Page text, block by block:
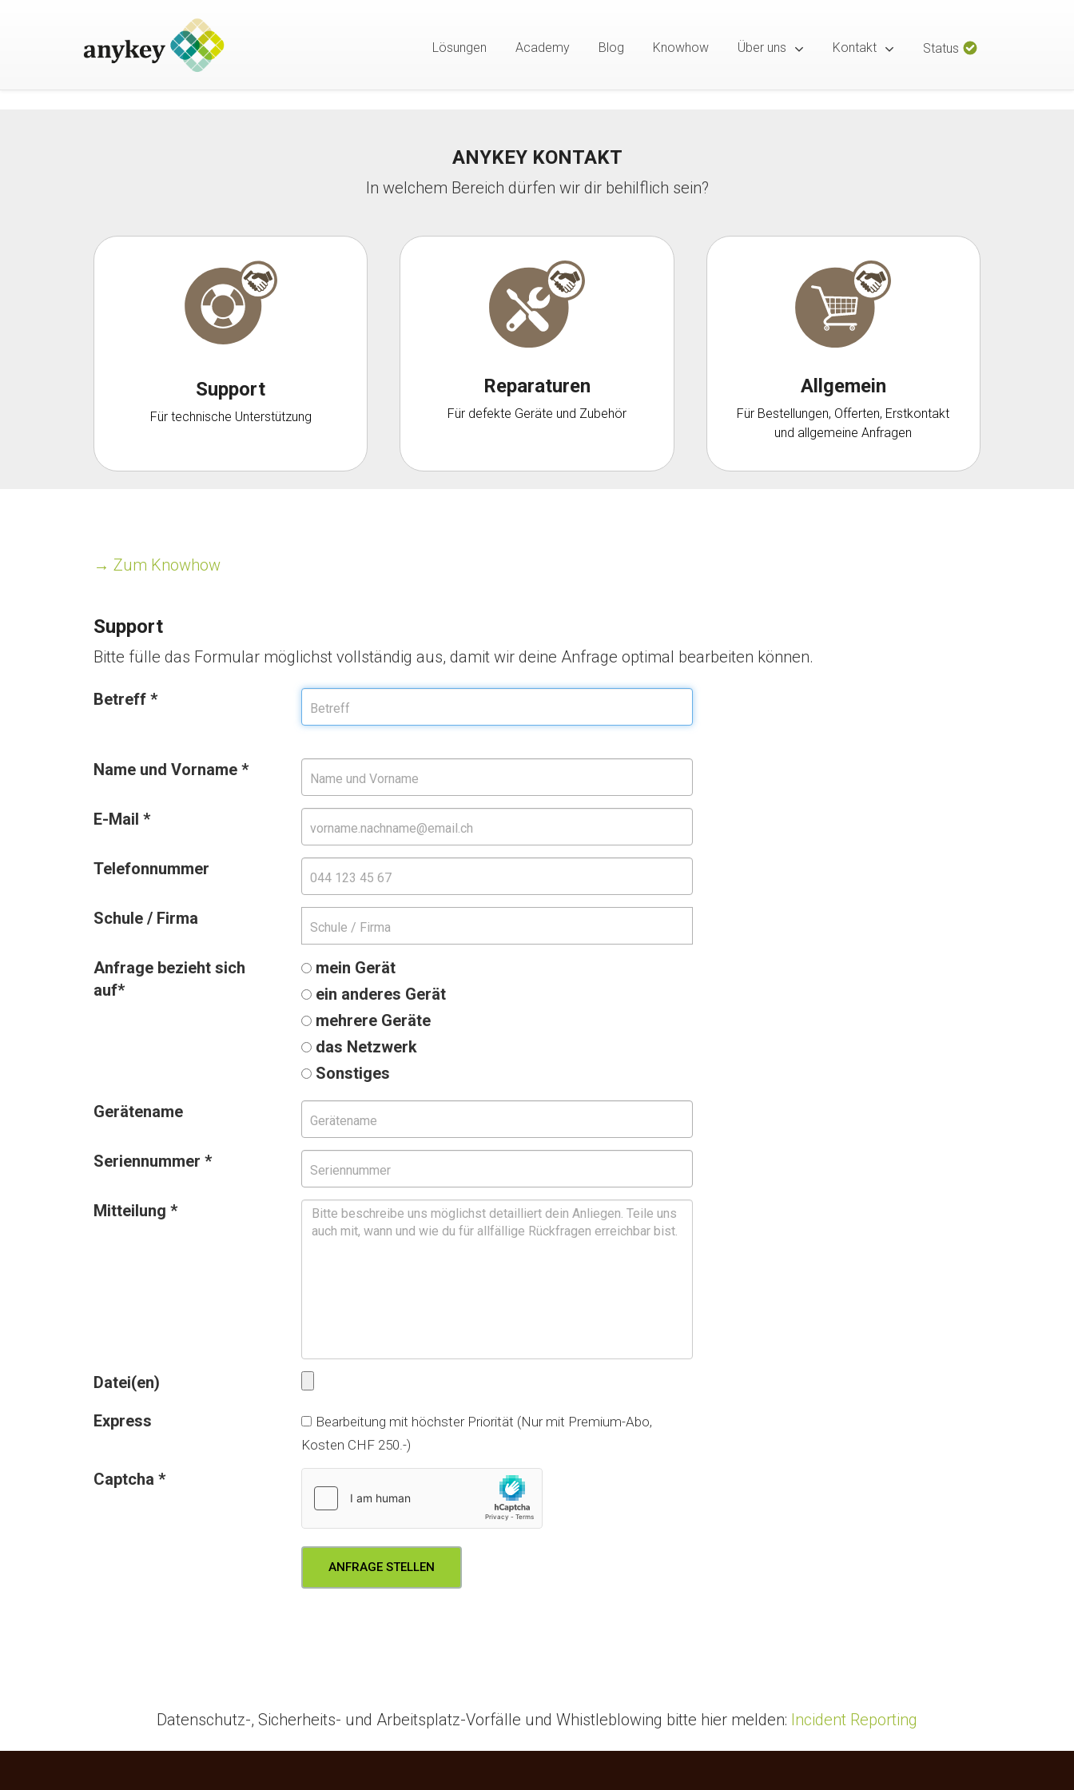
Lösungen Academy Blog Knowhow Über uns Kontakt Status
ANYKEY KONTAKT
In welchem Bereich dürfen wir dir behilflich sein?
Support
Für technische Unterstützung
Reparaturen
Für defekte Geräte und Zubehör
Allgemein
Für Bestellungen, Offerten, Erstkontakt
und allgemeine Anfragen
→ Zum Knowhow
Support
Bitte fülle das Formular möglichst vollständig aus, damit wir deine Anfrage optimal bearbeiten können.
Betreff *
Name und Vorname *
E-Mail *
Telefonnummer
Schule / Firma
Anfrage bezieht sich
auf*
mein Gerät
ein anderes Gerät
mehrere Geräte
das Netzwerk
Sonstiges
Gerätename
Seriennummer *
Mitteilung *
Datei(en)
Express
Bearbeitung mit höchster Priorität (Nur mit Premium-Abo,
Kosten CHF 250.-)
Captcha *
Datenschutz-, Sicherheits- und Arbeitsplatz-Vorfälle und Whistleblowing bitte hier melden: Incident Reporting